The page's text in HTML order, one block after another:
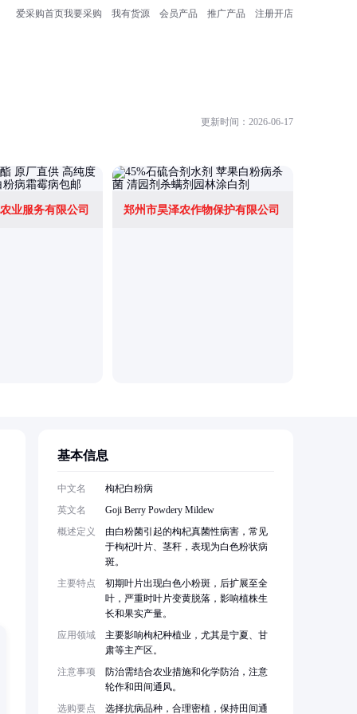
爱采购首页我要采购 我有货源 会员产品 推广产品 注册开店
更新时间：2026-06-17
业服务有限公司 郑州市昊泽农作物保护有限公司
基本信息
中文名
枸杞白粉病
英文名
Goji Berry Powdery Mildew
概述定义
由白粉菌引起的枸杞真菌性病害，常见
于枸杞叶片、茎秆，表现为白色粉状病
斑。
主要特点
初期叶片出现白色小粉斑，后扩展至全
叶，严重时叶片变黄脱落，影响植株生
长和果实产量。
应用领域
主要影响枸杞种植业，尤其是宁夏、甘
肃等主产区。
注意事项
防治需结合农业措施和化学防治，注意
轮作和田间通风。
选购要点
选择抗病品种，合理密植，保持田间通